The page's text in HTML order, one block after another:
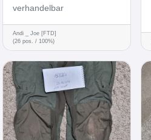
verhandelbar
Andi _ Joe [FTD]
(26 pos. / 100%)